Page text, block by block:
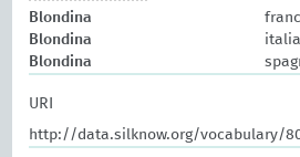
Blondina
Blondina
Blondina
URI
http://data.silknow.org/vocabulary/